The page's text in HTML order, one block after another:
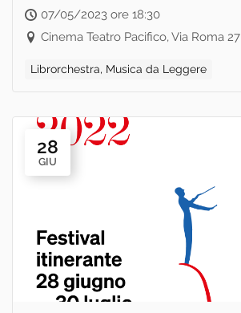
07/05/2023 ore 18:30
Cinema Teatro Pacifico, Via Roma 27
Librorchestra, Musica da Leggere
28
GIU